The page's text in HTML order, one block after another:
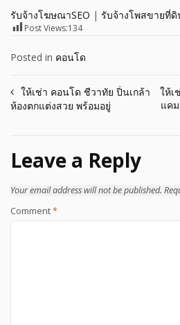
รับจ้างโฆษณาSEO | รับจ้างโพสขายที่
Post Views:134
Posted in คอนโด
Post
ให้เช่า คอนโด ชีวาทัย ปิ่นเกล้า
ห้องตกแต่งสวย พร้อมอยู่
ให้เ
แค
Leave a Reply
Your email address will not be published.
Comment*